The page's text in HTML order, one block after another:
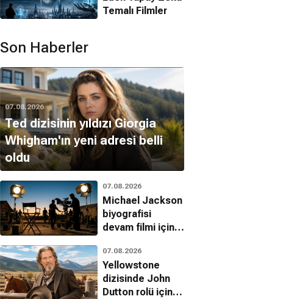
Temalı Filmler
Son Haberler
07.08.2026
Ted dizisinin yıldızı Giorgia
Whigham'ın yeni adresi belli
oldu
07.08.2026
Michael Jackson
biyografisi
devam filmi için
belli oldu
07.08.2026
Yellowstone
dizisinde John
Dutton rolü için